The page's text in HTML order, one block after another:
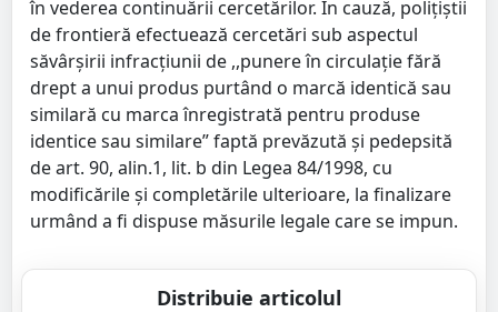
în vederea continuării cercetărilor. În cauză, poliţiştii
de frontieră efectuează cercetări sub aspectul
săvârşirii infracţiunii de ,,punere în circulaţie fără
drept a unui produs purtând o marcă identică sau
similară cu marca înregistrată pentru produse
identice sau similare” faptă prevăzută şi pedepsită
de art. 90, alin.1, lit. b din Legea 84/1998, cu
modificările și completările ulterioare, la finalizare
urmând a fi dispuse măsurile legale care se impun.
Distribuie articolul